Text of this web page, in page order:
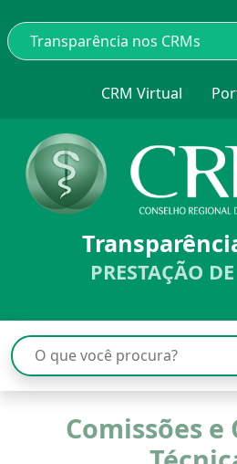
CRM Virtual
PRESTAÇÃO
Comissões e